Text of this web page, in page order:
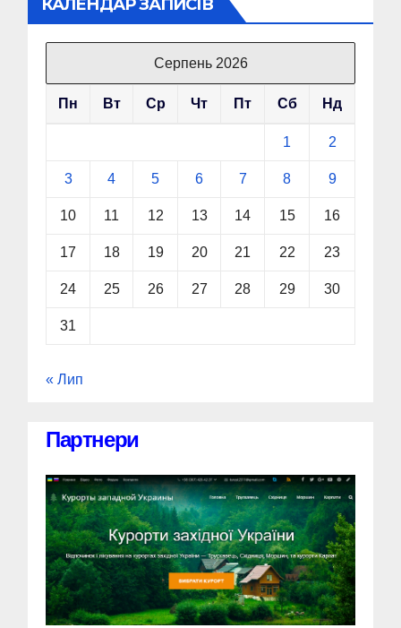
КАЛЕНДАР ЗАПИСІВ
Серпень 2026
Пн Вт Ср Чт Пт Сб Нд
1 2
3 4 5 6 7 8 9
10 11 12 13 14 15 16
17 18 19 20 21 22 23
24 25 26 27 28 29 30
31
« Лип
Партнери